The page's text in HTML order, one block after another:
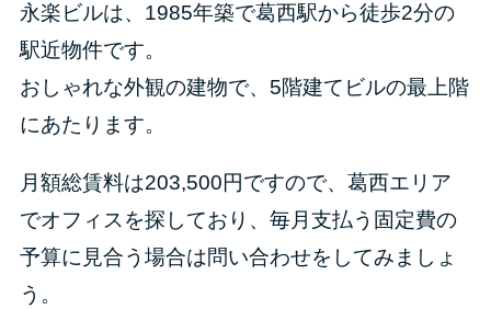
永楽ビルは、1985年築で葛西駅から徒歩2分の
駅近物件です。
おしゃれな外観の建物で、5階建てビルの最上階
にあたります。
月額総賃料は203,500円ですので、葛西エリア
でオフィスを探しており、毎月支払う固定費の
予算に見合う場合は問い合わせをしてみましょ
う。